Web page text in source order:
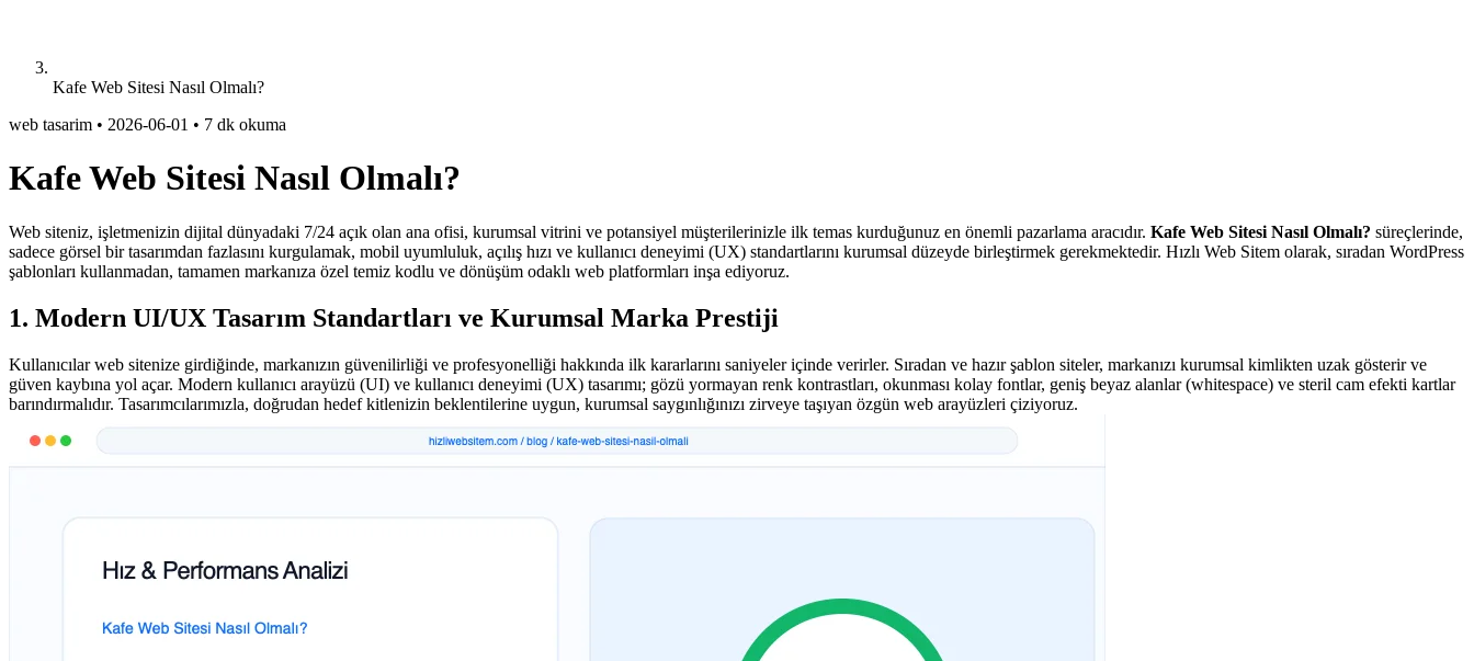
Kafe Web Sitesi Nasıl Olmalı?
web tasarim • 2026-06-01 • 7 dk okuma
Kafe Web Sitesi Nasıl Olmalı?
Web siteniz, işletmenizin dijital dünyadaki 7/24 açık olan ana ofisi, kurumsal vitrini ve potansiyel müşterilerinizle ilk temas kurduğunuz en önemli pazarlama aracıdır. Kafe Web Sitesi Nasıl Olmalı? süreçlerinde,
sadece görsel bir tasarımdan fazlasını kurgulamak, mobil uyumluluk, açılış hızı ve kullanıcı deneyimi (UX) standartlarını kurumsal düzeyde birleştirmek gerekmektedir. Hızlı Web Sitem olarak, sıradan WordPress
şablonları kullanmadan, tamamen markanıza özel temiz kodlu ve dönüşüm odaklı web platformları inşa ediyoruz.
1. Modern UI/UX Tasarım Standartları ve Kurumsal Marka Prestiji
Kullanıcılar web sitenize girdiğinde, markanızın güvenilirliği ve profesyonelliği hakkında ilk kararlarını saniyeler içinde verirler. Sıradan ve hazır şablon siteler, markanızı kurumsal kimlikten uzak gösterir ve
güven kaybına yol açar. Modern kullanıcı arayüzü (UI) ve kullanıcı deneyimi (UX) tasarımı; gözü yormayan renk kontrastları, okunması kolay fontlar, geniş beyaz alanlar (whitespace) ve steril cam efekti kartlar
barındırmalıdır. Tasarımcılarımızla, doğrudan hedef kitlenizin beklentilerine uygun, kurumsal saygınlığınızı zirveye taşıyan özgün web arayüzleri çiziyoruz.